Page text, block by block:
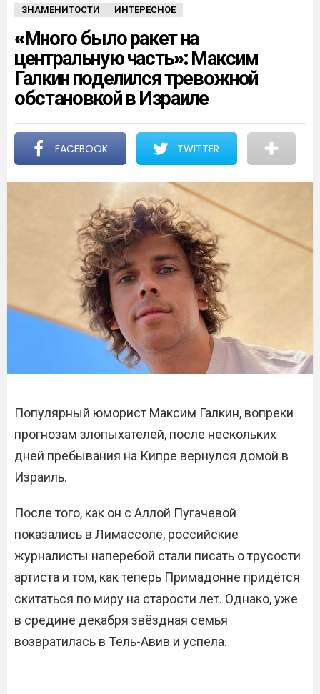
ЗНАМЕНИТОСТИ ИНТЕРЕСНОЕ
«Много было ракет на
центральную часть»: Максим
Галкин поделился тревожной
обстановкой в Израиле
FACEBOOK TWITTER
Популярный юморист Максим Галкин, вопреки
прогнозам злопыхателей, после нескольких
дней пребывания на Кипре вернулся домой в
Израиль.
После того, как он с Аллой Пугачевой
показались в Лимассоле, российские
журналисты наперебой стали писать о трусости
артиста и том, как теперь Примадонне придётся
скитаться по миру на старости лет. Однако, уже
в средине декабря звёздная семья
возвратилась в Тель-Авив и успела.